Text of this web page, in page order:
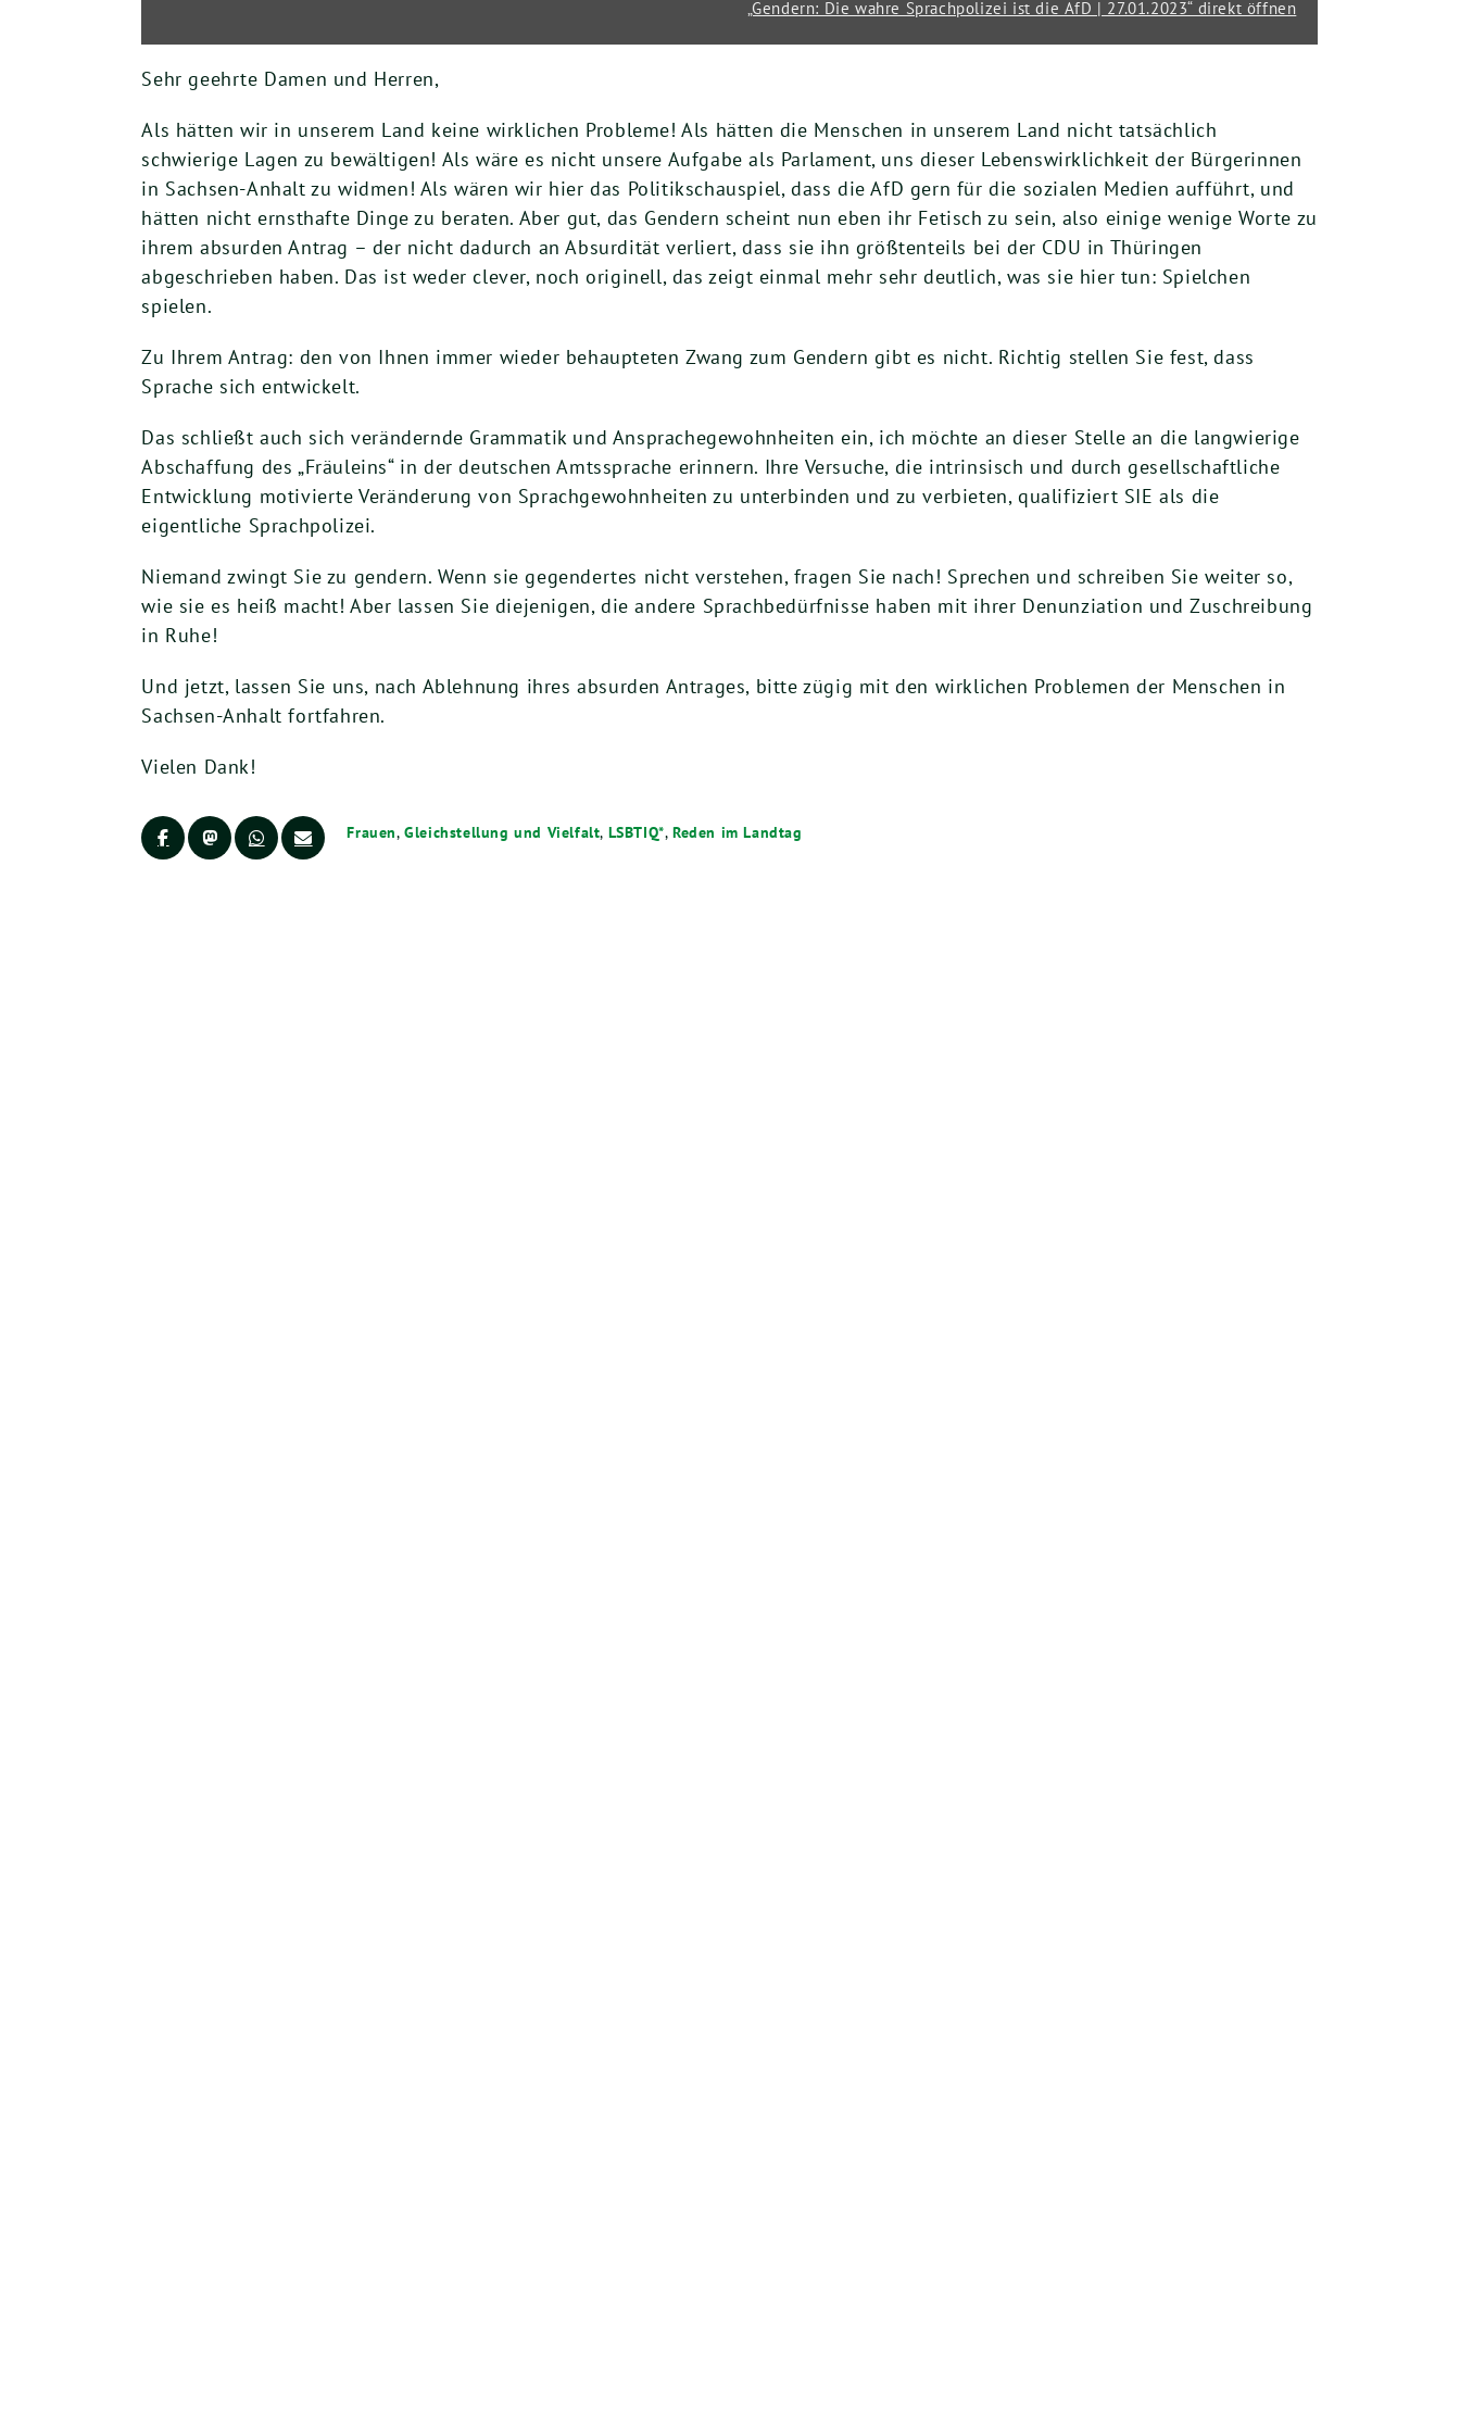
„Gendern: Die wahre Sprachpolizei ist die AfD | 27.01.2023“ direkt öffnen
Sehr geehrte Damen und Herren,
Als hätten wir in unserem Land keine wirklichen Probleme! Als hätten die Menschen in unserem Land nicht tatsächlich
schwierige Lagen zu bewältigen! Als wäre es nicht unsere Aufgabe als Parlament, uns dieser Lebenswirklichkeit der Bürgerinnen
in Sachsen-Anhalt zu widmen! Als wären wir hier das Politikschauspiel, dass die AfD gern für die sozialen Medien aufführt, und
hätten nicht ernsthafte Dinge zu beraten. Aber gut, das Gendern scheint nun eben ihr Fetisch zu sein, also einige wenige Worte zu
ihrem absurden Antrag – der nicht dadurch an Absurdität verliert, dass sie ihn größtenteils bei der CDU in Thüringen
abgeschrieben haben. Das ist weder clever, noch originell, das zeigt einmal mehr sehr deutlich, was sie hier tun: Spielchen
spielen.
Zu Ihrem Antrag: den von Ihnen immer wieder behaupteten Zwang zum Gendern gibt es nicht. Richtig stellen Sie fest, dass
Sprache sich entwickelt.
Das schließt auch sich verändernde Grammatik und Ansprachegewohnheiten ein, ich möchte an dieser Stelle an die langwierige
Abschaffung des „Fräuleins“ in der deutschen Amtssprache erinnern. Ihre Versuche, die intrinsisch und durch gesellschaftliche
Entwicklung motivierte Veränderung von Sprachgewohnheiten zu unterbinden und zu verbieten, qualifiziert SIE als die
eigentliche Sprachpolizei.
Niemand zwingt Sie zu gendern. Wenn sie gegendertes nicht verstehen, fragen Sie nach! Sprechen und schreiben Sie weiter so,
wie sie es heiß macht! Aber lassen Sie diejenigen, die andere Sprachbedürfnisse haben mit ihrer Denunziation und Zuschreibung
in Ruhe!
Und jetzt, lassen Sie uns, nach Ablehnung ihres absurden Antrages, bitte zügig mit den wirklichen Problemen der Menschen in
Sachsen-Anhalt fortfahren.
Vielen Dank!
Frauen,Gleichstellung und Vielfalt, LSBTIQ*, Reden im Landtag